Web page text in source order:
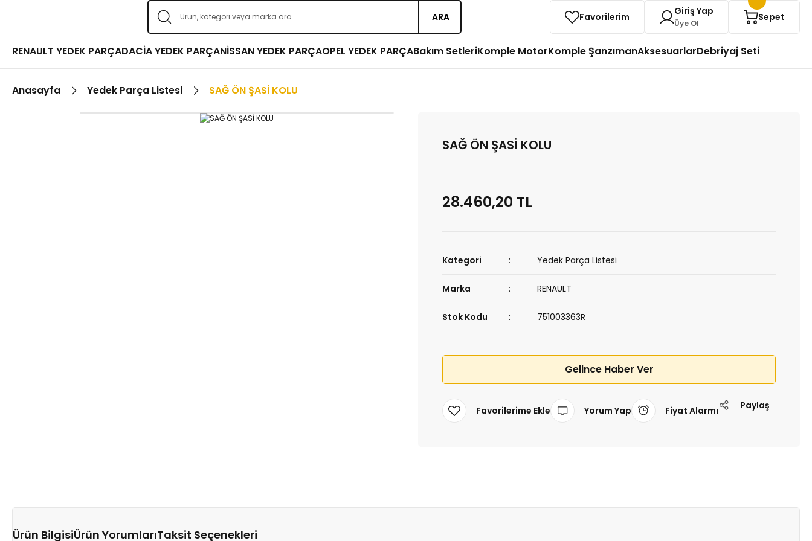
ARA Favorilerim Giriş Yap
Üye Ol
Sepet
RENAULT YEDEK PARÇADACİA YEDEK PARÇANİSSAN YEDEK PARÇAOPEL YEDEK PARÇABakım SetleriKomple MotorKomple ŞanzımanAksesuarlarDebriyaj Seti
Anasayfa Yedek Parça Listesi SAĞ ÖN ŞASİ KOLU
SAĞ ÖN ŞASİ KOLU
28.460,20 TL
Kategori Yedek Parça Listesi
Marka RENAULT
Stok Kodu 751003363R
Gelince Haber Ver
Yorum Yap Fiyat Alarmı Paylaş
Ürün BilgisiÜrün YorumlarıTaksit Seçenekleri